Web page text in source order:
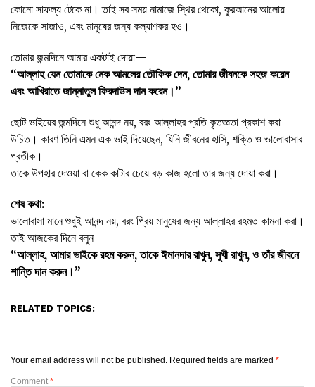
কোনো সাফল্য টেকে না। তাই সব সময় নামাজে স্থির থেকো, কুরআনের আলোয়
নিজেকে সাজাও, এবং মানুষের জন্য কল্যাণকর হও।
তোমার জন্মদিনে আমার একটাই দোয়া—
“আল্লাহ যেন তোমাকে নেক আমলের তৌফিক দেন, তোমার জীবনকে সহজ করেন
এবং আখিরাতে জান্নাতুল ফিরদাউস দান করেন।”
ছোট ভাইয়ের জন্মদিনে শুধু আনন্দ নয়, বরং আল্লাহর প্রতি কৃতজ্ঞতা প্রকাশ করা
উচিত। কারণ তিনি এমন এক ভাই দিয়েছেন, যিনি জীবনের হাসি, শক্তি ও ভালোবাসার
প্রতীক।
তাকে উপহার দেওয়া বা কেক কাটার চেয়ে বড় কাজ হলো তার জন্য দোয়া করা।
শেষ কথা:
ভালোবাসা মানে শুধুই আনন্দ নয়, বরং প্রিয় মানুষের জন্য আল্লাহর রহমত কামনা করা।
তাই আজকের দিনে বলুন—
“আল্লাহ, আমার ভাইকে রহম করুন, তাকে ঈমানদার রাখুন, সুখী রাখুন, ও তাঁর জীবনে
শান্তি দান করুন।”
RELATED TOPICS:
Your email address will not be published. Required fields are marked *
Comment *